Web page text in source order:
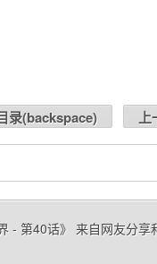
录(backspace) 上
- 第40话》 来自网友分